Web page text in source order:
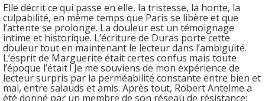
Elle décrit ce qui passe en elle, la tristesse, la honte, la
culpabilité, en même temps que Paris se libère et que
l’attente se prolonge. La douleur est un témoignage
intime et historique. L’écriture de Duras porte cette
douleur tout en maintenant le lecteur dans l’ambiguïté.
L’esprit de Marguerite était certes confus mais toute
l’époque l’était ! Je me souviens de mon expérience de
lecteur surpris par la perméabilité constante entre bien et
mal, entre salauds et amis. Après tout, Robert Antelme a
été donné par un membre de son réseau de résistance: